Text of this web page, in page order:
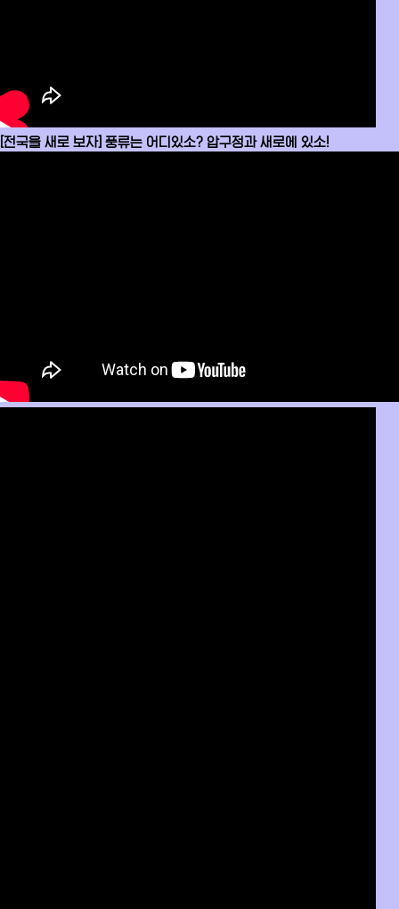
[전국을 새로 보자] 풍류는 어디있소? 압구정과 새로에 있소!